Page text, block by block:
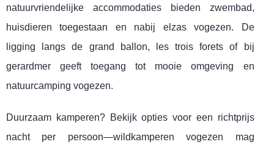
natuurvriendelijke accommodaties bieden zwembad,
huisdieren toegestaan en nabij elzas vogezen. De
ligging langs de grand ballon, les trois forets of bij
gerardmer geeft toegang tot mooie omgeving en
natuurcamping vogezen.
Duurzaam kamperen? Bekijk opties voor een richtprijs
nacht per persoon—wildkamperen vogezen mag